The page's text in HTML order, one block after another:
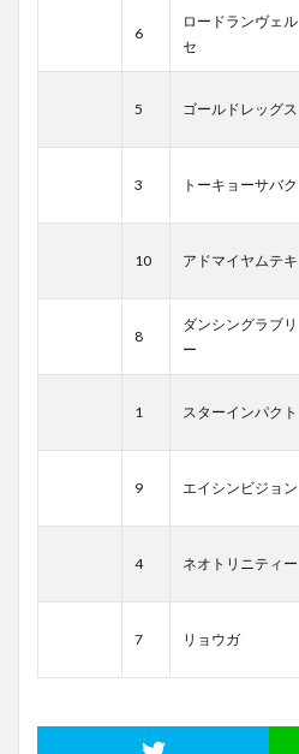
6
ロードランヴェル
セ
5 ゴールドレッグス
3 トーキョーサバク
10 アドマイヤムテキ
8
ダンシングラブリ
ー
1 スターインパクト
9 エイシンビジョン
4 ネオトリニティー
7 リョウガ